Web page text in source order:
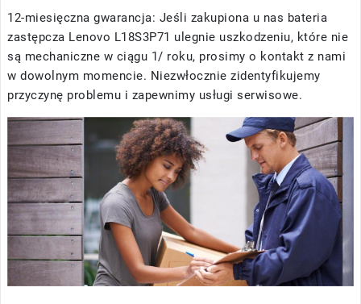
12-miesięczna gwarancja: Jeśli zakupiona u nas bateria
zastępcza Lenovo L18S3P71 ulegnie uszkodzeniu, które nie
są mechaniczne w ciągu 1/ roku, prosimy o kontakt z nami
w dowolnym momencie. Niezwłocznie zidentyfikujemy
przyczynę problemu i zapewnimy usługi serwisowe.